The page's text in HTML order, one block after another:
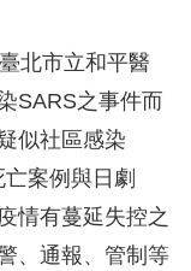
北市立和平醫
SARS之事件而
似社區感染
案例與日劇
情有蔓延失控之
、通報、管制等